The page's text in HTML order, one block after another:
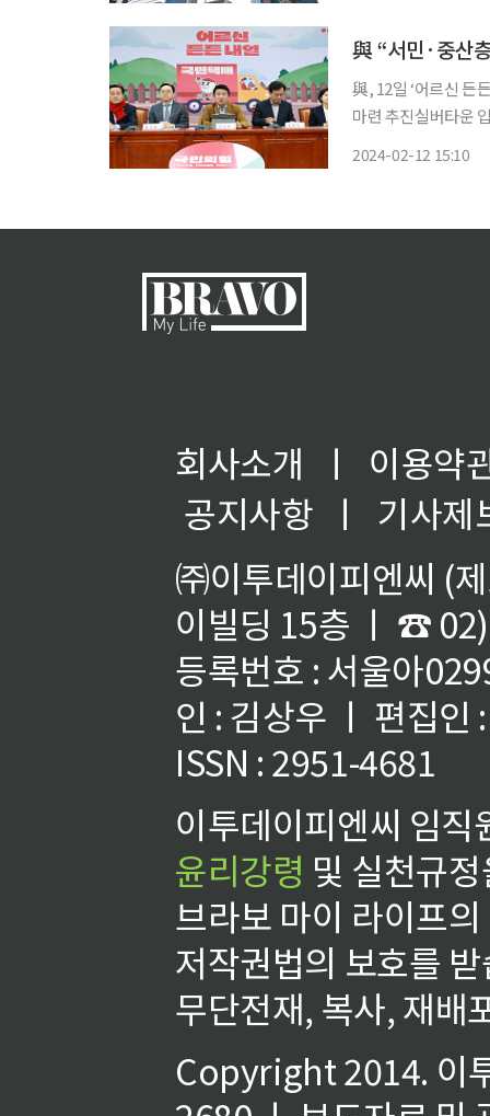
與, 12일 ‘어르신 든
마련 추진실버타운
2024-02-12 15:10
회사소개 ㅣ
이용약
공지사항
ㅣ
기사제
㈜이투데이피엔씨 (
이빌딩 15층 ㅣ ☎
등록번호 : 서울아
인 : 김상우 ㅣ 편집인
ISSN : 2951-4681
이투데이피엔씨 임
윤리강령 및 실천규
브라보 마이 라이프
저작권법의 보호를
무단전재, 복사, 재배
Copyright 2014. 이